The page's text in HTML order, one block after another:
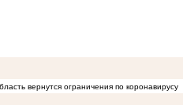
вернутся ограничения по коронавирусу